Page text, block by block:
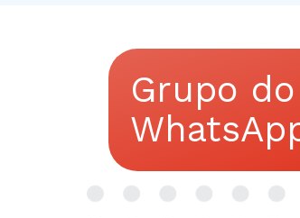
Grupo do